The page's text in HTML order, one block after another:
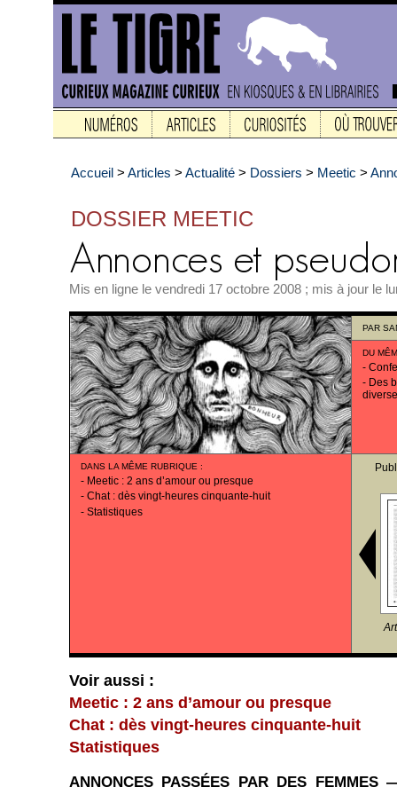
Accueil > Articles > Actualité > Dossiers > Meetic >
DOSSIER MEETIC
Mis en ligne le vendredi 17 octobre 2008 ; mis à jour le
PAR
DU
-
- Des
DANS LA MÊME RUBRIQUE :
- Meetic : 2 ans d’amour ou presque
- Chat : dès vingt-heures cinquante-huit
- Statistiques
Voir aussi :
Meetic : 2 ans d’amour ou presque
Chat : dès vingt-heures cinquante-huit
Statistiques
ANNONCES PASSÉES PAR DES